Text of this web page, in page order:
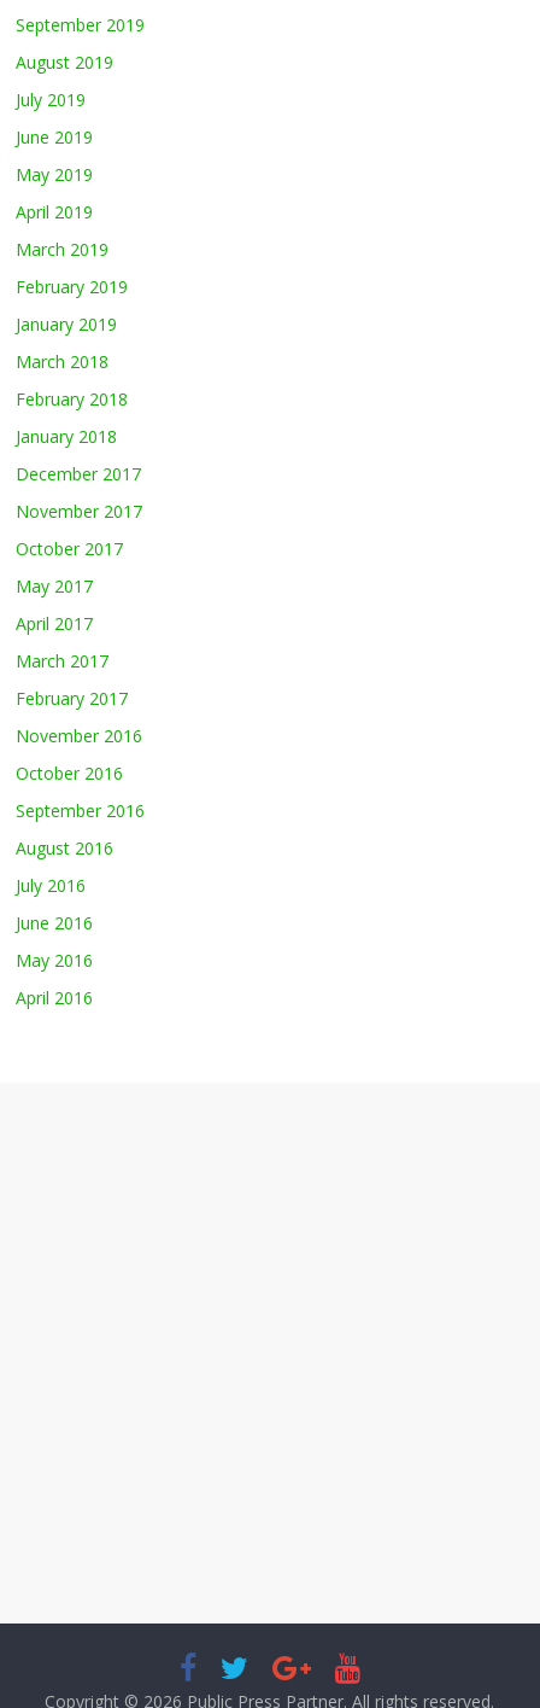
September 2019
August 2019
July 2019
June 2019
May 2019
April 2019
March 2019
February 2019
January 2019
March 2018
February 2018
January 2018
December 2017
November 2017
October 2017
May 2017
April 2017
March 2017
February 2017
November 2016
October 2016
September 2016
August 2016
July 2016
June 2016
May 2016
April 2016
Copyright © 2026 Public Press Partner. All rights reserved.